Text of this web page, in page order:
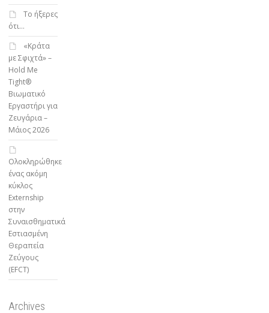
To ήξερες
ότι…
«Κράτα
με Σφιχτά» –
Hold Me
Tight®
Βιωματικό
Εργαστήρι για
Ζευγάρια –
Μάιος 2026
Ολοκληρώθηκε
ένας ακόμη
κύκλος
Externship
στην
Συναισθηματικά
Εστιασμένη
Θεραπεία
Ζεύγους
(EFCT)
Archives